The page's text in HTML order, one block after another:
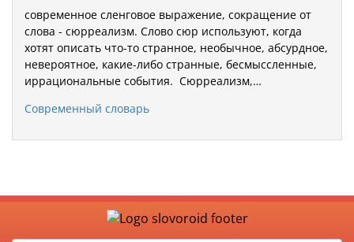
современное сленговое выражение, сокращение от
слова - сюрреализм. Слово сюр используют, когда
хотят описать что-то странное, необычное, абсурдное,
невероятное, какие-либо странные, бесмыссленные,
иррациональные события. Сюрреализм,…
Современный словарь